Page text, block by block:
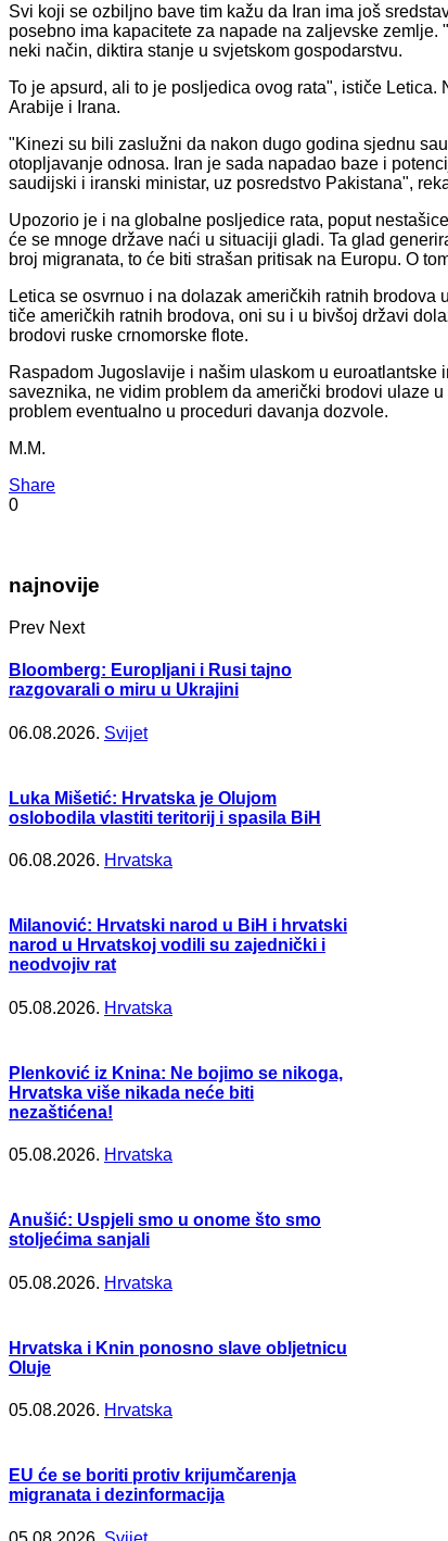
Svi koji se ozbiljno bave tim kažu da Iran ima još
posebno ima kapacitete za napade na zaljevske
neki način, diktira stanje u svjetskom gospodarstvu.
To je apsurd, ali to je posljedica ovog rata", ističe
Arabije i Irana.
"Kinezi su bili zaslužni da nakon dugo godina sjednu
otopljavanje odnosa. Iran je sada napadao baze i
saudijski i iranski ministar, uz posredstvo Pakistana",
Upozorio je i na globalne posljedice rata, poput
će se mnoge države naći u situaciji gladi. Ta glad
broj migranata, to će biti strašan pritisak na Europu. O
Letica se osvrnuo i na dolazak američkih ratnih
tiče američkih ratnih brodova, oni su i u bivšoj državi
brodovi ruske crnomorske flote.
Raspadom Jugoslavije i našim ulaskom u
saveznika, ne vidim problem da američki brodovi ulaze
problem eventualno u proceduri davanja dozvole.
M.M.
Share
0
najnovije
Prev Next
Bloomberg: Europljani i Rusi tajno
razgovarali o miru u Ukrajini
06.08.2026. Svijet
Luka Mišetić: Hrvatska je Olujom
oslobodila vlastiti teritorij i spasila BiH
06.08.2026. Hrvatska
Milanović: Hrvatski narod u BiH i hrvatski
narod u Hrvatskoj vodili su zajednički i
neodvojiv rat
05.08.2026. Hrvatska
Plenković iz Knina: Ne bojimo se nikoga,
Hrvatska više nikada neće biti
nezaštićena!
05.08.2026. Hrvatska
Anušić: Uspjeli smo u onome što smo
stoljećima sanjali
05.08.2026. Hrvatska
Hrvatska i Knin ponosno slave obljetnicu
Oluje
05.08.2026. Hrvatska
EU će se boriti protiv krijumčarenja
migranata i dezinformacija